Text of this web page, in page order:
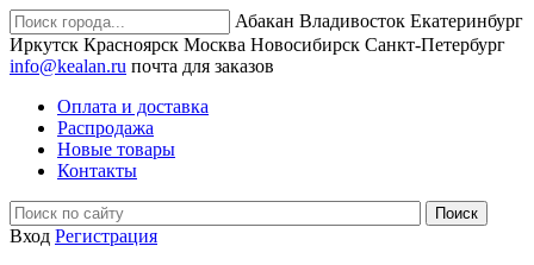
Абакан Владивосток Екатеринбург
Иркутск Красноярск Москва Новосибирск Санкт-Петербург
info@kealan.ru почта для заказов
Оплата и доставка
Распродажа
Новые товары
Контакты
Вход Регистрация